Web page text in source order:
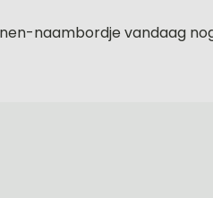
naambordje vandaag